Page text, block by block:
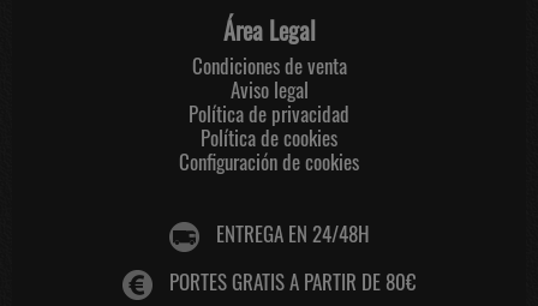
Área Legal
Condiciones de venta
Aviso legal
Política de privacidad
Política de cookies
Configuración de cookies
ENTREGA EN 24/48H
PORTES GRATIS A PARTIR DE 80€